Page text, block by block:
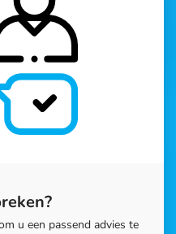
u een passend advies te